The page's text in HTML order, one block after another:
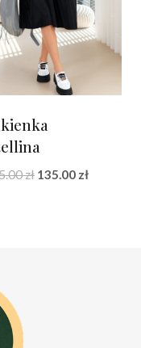
zł Pierwotna
135.00 złAktualna